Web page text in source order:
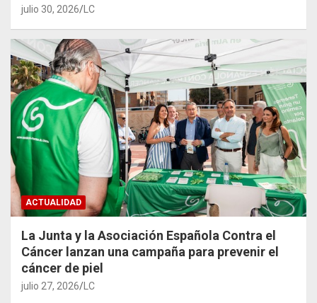
julio 30, 2026 LC
ACTUALIDAD
La Junta y la Asociación Española Contra el
Cáncer lanzan una campaña para prevenir el
cáncer de piel
julio 27, 2026 LC